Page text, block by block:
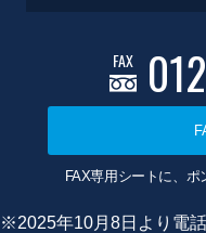
FAX
FAX専用シートに、ポ
※2025年10月8日より電